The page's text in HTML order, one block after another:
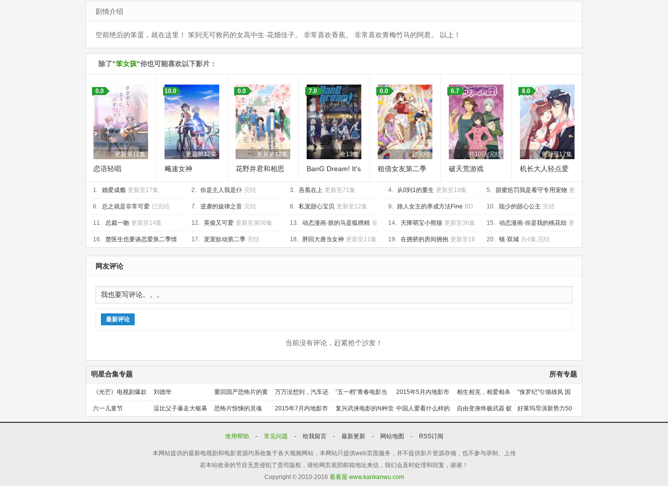
剧情介绍
空前绝后的笨蛋，就在这里！ 笨到无可救药的女高中生·花畑佳子。 非常喜欢香蕉。 非常喜欢青梅竹马的阿君。 以上！
除了"笨女孩"你也可能喜欢以下影片：
更新第12集
0.0
恋语轻唱
更新第12集
10.0
飚速女神
更新第12集
0.0
花野井君和相思
全13集
7.0
BanG Dream! It's
已完结
0.0
租借女友第二季
共10话 完结
6.7
破天荒游戏
更新至17集
8.0
机长大人轻点爱
1. 婚爱成瘾 更新至17集 2. 你是主人我是仆 完结 3. 吾凰在上 更新至71集 4. 从0到1的重生 更新至19集 5. 甜蜜惩罚我是看守专用宠物 更
新至12集
6. 总之就是非常可爱 已完结 7. 逆袭的旋律之音 完结 8. 私宠甜心宝贝 更新至12集 9. 路人女主的养成方法Fine BD 10. 陆少的甜心公主 完结
11. 总裁一吻 更新至14集 12. 英俊又可爱 更新至第06集 13. 动态漫画·朕的马是狐狸精 全
24集
14. 天降萌宝小熊猫 更新至36集 15. 动态漫画·你是我的桃花劫 更
新至58集
16. 楚医生也要谈恋爱第二季情
深意动 完结
17. 宠宠欲动第二季 完结 18. 胖回大唐当女神 更新至11集 19. 在拥挤的房间拥抱 更新至16
集
20. 镜·双城 共4集,完结
网友评论
最新评论
当前没有评论，赶紧抢个沙发！
所有专题
明星合集专题
《光芒》电视剧爆款
预定！
刘德华 重回国产恐怖片的黄
金时代
万万没想到，汽车还
能干这个？
“五一档”青春电影当
道
2015年5月内地影市
前瞻
相生相克，相爱相杀 "侏罗纪"引领雄风 国
产片下旬逆袭
六一儿童节 逗比父子暴走大银幕 恐怖片惊悚的灵魂 2015年7月内地影市
前瞻
复兴武侠电影的N种尝
试
中国人爱看什么样的
喜剧？
自由变身终极武器 蚁
人能力使用者大盘点
好莱坞导演新势力50
人上篇
使用帮助
- 常见问题 - 给我留言 - 最新更新 - 网站地图 - RSS订阅
本网站提供的最新电视剧和电影资源均系收集于各大视频网站，本网站只提供web页面服务，并不提供影片资源存储，也不参与录制、上传
若本站收录的节目无意侵犯了贵司版权，请给网页底部邮箱地址来信，我们会及时处理和回复，谢谢！
Copyright © 2010-2016 看看屋 www.kankanwu.com